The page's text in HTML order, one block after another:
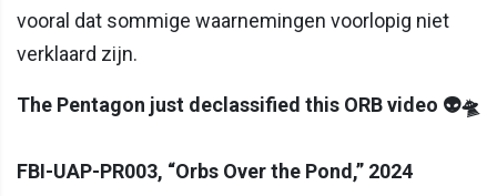
vooral dat sommige waarnemingen voorlopig niet
verklaard zijn.
The Pentagon just declassified this ORB video 👽🛸
FBI-UAP-PR003, “Orbs Over the Pond,” 2024